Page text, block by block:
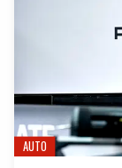
AUTO